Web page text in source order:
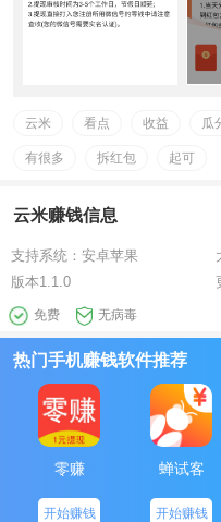
云米 看点 收益 瓜
有很多 拆红包 起可
云米赚钱信息
支持系统： 安卓苹果
版本1.1.0
免费 无病毒
热门手机赚钱软件推荐
零赚
开始赚钱
蝉试客
开始赚钱